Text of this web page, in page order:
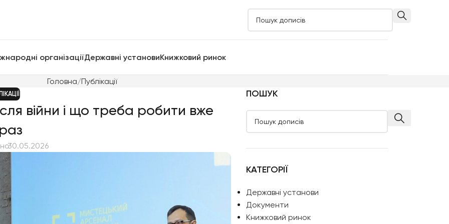
організаціїДержавні установиКнижковий ринок
Головна Публікації
війни і що треба робити вже
⠀ 30.05.2026
ПОШУК
КАТЕГОРІЇ
Державні установи
Документи
Книжковий ринок